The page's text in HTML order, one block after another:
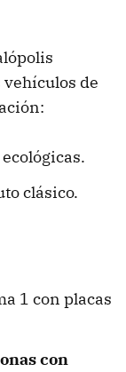
de
clásico.
1 con placas
con